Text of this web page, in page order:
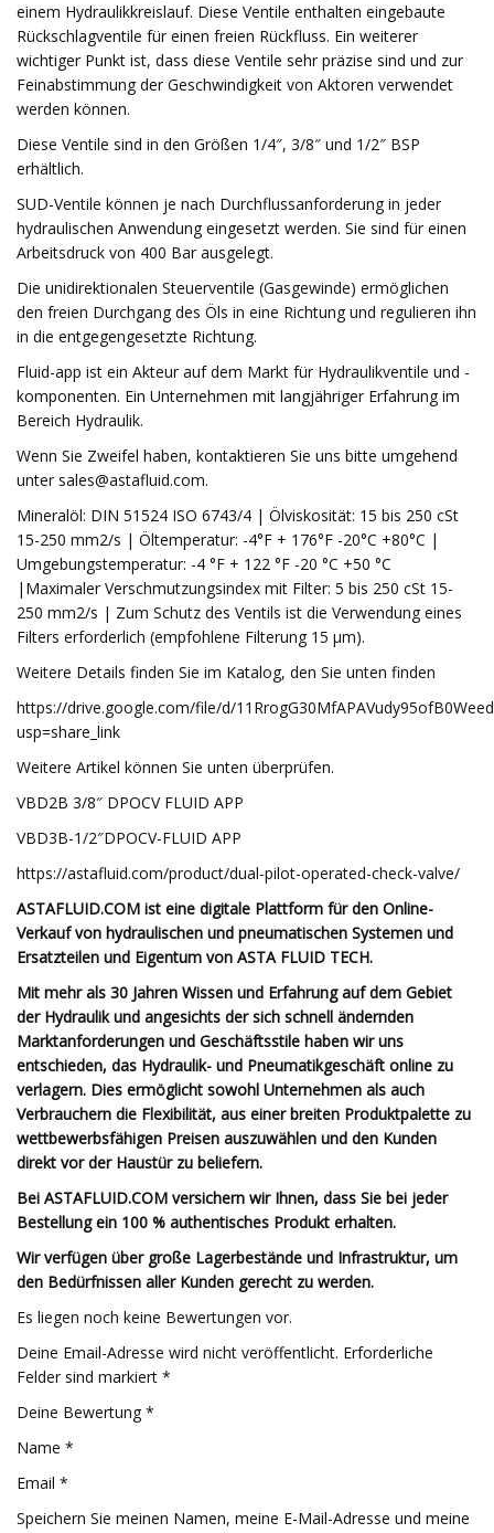
einem Hydraulikkreislauf. Diese Ventile enthalten eingebaute
Rückschlagventile für einen freien Rückfluss. Ein weiterer
wichtiger Punkt ist, dass diese Ventile sehr präzise sind und zur
Feinabstimmung der Geschwindigkeit von Aktoren verwendet
werden können.
Diese Ventile sind in den Größen 1/4″, 3/8″ und 1/2″ BSP
erhältlich.
SUD-Ventile können je nach Durchflussanforderung in jeder
hydraulischen Anwendung eingesetzt werden. Sie sind für einen
Arbeitsdruck von 400 Bar ausgelegt.
Die unidirektionalen Steuerventile (Gasgewinde) ermöglichen
den freien Durchgang des Öls in eine Richtung und regulieren ihn
in die entgegengesetzte Richtung.
Fluid-app ist ein Akteur auf dem Markt für Hydraulikventile und -
komponenten. Ein Unternehmen mit langjähriger Erfahrung im
Bereich Hydraulik.
Wenn Sie Zweifel haben, kontaktieren Sie uns bitte umgehend
unter sales@astafluid.com.
Mineralöl: DIN 51524 ISO 6743/4 | Ölviskosität: 15 bis 250 cSt
15-250 mm2/s | Öltemperatur: -4°F + 176°F -20°C +80°C |
Umgebungstemperatur: -4 °F + 122 °F -20 °C +50 °C
|Maximaler Verschmutzungsindex mit Filter: 5 bis 250 cSt 15-
250 mm2/s | Zum Schutz des Ventils ist die Verwendung eines
Filters erforderlich (empfohlene Filterung 15 μm).
Weitere Details finden Sie im Katalog, den Sie unten finden
https://drive.google.com/file/d/
usp=share_link
Weitere Artikel können Sie unten überprüfen.
VBD2B 3/8″ DPOCV FLUID APP
VBD3B-1/2″DPOCV-FLUID APP
https://astafluid.com/product/dual-pilot-operated-check-valve/
ASTAFLUID.COM ist eine digitale Plattform für den Online-
Verkauf von hydraulischen und pneumatischen Systemen und
Ersatzteilen und Eigentum von ASTA FLUID TECH.
Mit mehr als 30 Jahren Wissen und Erfahrung auf dem Gebiet
der Hydraulik und angesichts der sich schnell ändernden
Marktanforderungen und Geschäftsstile haben wir uns
entschieden, das Hydraulik- und Pneumatikgeschäft online zu
verlagern. Dies ermöglicht sowohl Unternehmen als auch
Verbrauchern die Flexibilität, aus einer breiten Produktpalette zu
wettbewerbsfähigen Preisen auszuwählen und den Kunden
direkt vor der Haustür zu beliefern.
Bei ASTAFLUID.COM versichern wir Ihnen, dass Sie bei jeder
Bestellung ein 100 % authentisches Produkt erhalten.
Wir verfügen über große Lagerbestände und Infrastruktur, um
den Bedürfnissen aller Kunden gerecht zu werden.
Es liegen noch keine Bewertungen vor.
Deine Email-Adresse wird nicht veröffentlicht. Erforderliche
Felder sind markiert *
Deine Bewertung *
Name *
Email *
Speichern Sie meinen Namen, meine E-Mail-Adresse und meine